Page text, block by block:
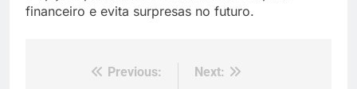
financeiro e evita surpresas no futuro.
Navegação
Previous:
Next: